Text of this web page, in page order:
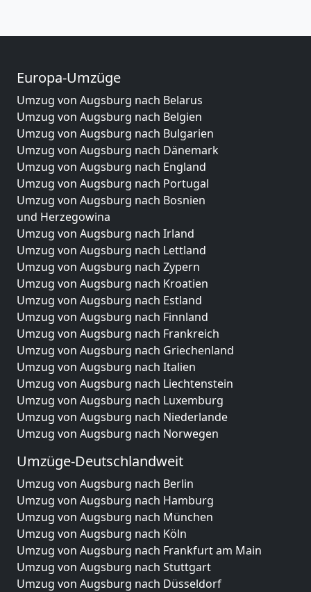
Europa-Umzüge
Umzug von Augsburg nach Belarus
Umzug von Augsburg nach Belgien
Umzug von Augsburg nach Bulgarien
Umzug von Augsburg nach Dänemark
Umzug von Augsburg nach England
Umzug von Augsburg nach Portugal
Umzug von Augsburg nach Bosnien
und Herzegowina
Umzug von Augsburg nach Irland
Umzug von Augsburg nach Lettland
Umzug von Augsburg nach Zypern
Umzug von Augsburg nach Kroatien
Umzug von Augsburg nach Estland
Umzug von Augsburg nach Finnland
Umzug von Augsburg nach Frankreich
Umzug von Augsburg nach Griechenland
Umzug von Augsburg nach Italien
Umzug von Augsburg nach Liechtenstein
Umzug von Augsburg nach Luxemburg
Umzug von Augsburg nach Niederlande
Umzug von Augsburg nach Norwegen
Umzüge-Deutschlandweit
Umzug von Augsburg nach Berlin
Umzug von Augsburg nach Hamburg
Umzug von Augsburg nach München
Umzug von Augsburg nach Köln
Umzug von Augsburg nach Frankfurt am Main
Umzug von Augsburg nach Stuttgart
Umzug von Augsburg nach Düsseldorf